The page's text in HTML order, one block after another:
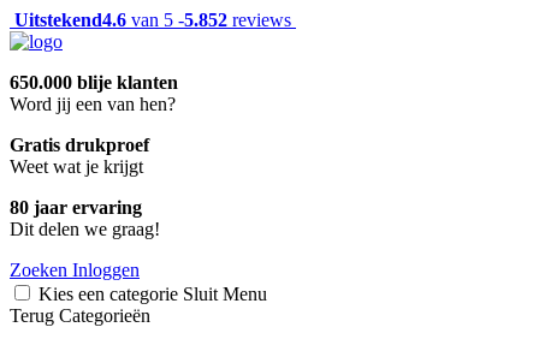
Uitstekend4.6 van 5 -5.852 reviews
650.000 blije klanten
Word jij een van hen?
Gratis drukproef
Weet wat je krijgt
80 jaar ervaring
Dit delen we graag!
Zoeken Inloggen
Kies een categorie Sluit Menu
Terug Categorieën